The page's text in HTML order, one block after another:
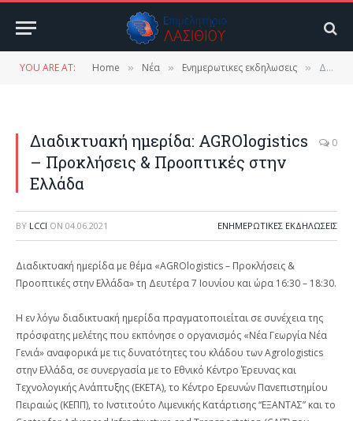
YOU ARE AT: Home » Νέα » Ενημερωτικες εκδηλωσεις » Διαδικτυακή ημερίδα: AGROlogistics – Προκλήσεις & Προοπτικές στην Ελλάδα
Διαδικτυακή ημερίδα: AGROlogistics
– Προκλήσεις & Προοπτικές στην
Ελλάδα
0
BY LCCI ON 04.06.2021 ΕΝΗΜΕΡΩΤΙΚΕΣ ΕΚΔΗΛΩΣΕΙΣ
Διαδικτυακή ημερίδα με θέμα «AGROlogistics – Προκλήσεις &
Προοπτικές στην Ελλάδα» τη Δευτέρα 7 Ιουνίου και ώρα 16:30 – 18:30.
Η εν λόγω διαδικτυακή ημερίδα πραγματοποιείται σε συνέχεια της
πρόσφατης μελέτης που εκπόνησε ο οργανισμός «Νέα Γεωργία Νέα
Γενιά» αναφορικά με τις δυνατότητες του κλάδου των Agrologistics
στην Ελλάδα, σε συνεργασία με το Εθνικό Κέντρο Έρευνας και
Τεχνολογικής Ανάπτυξης (ΕΚΕΤΑ), το Κέντρο Ερευνών Πανεπιστημίου
Πειραιώς (ΚΕΠΠ), το Ινστιτούτο Λιμενικής Κατάρτισης “ΕΞΑΝΤΑΣ” και το